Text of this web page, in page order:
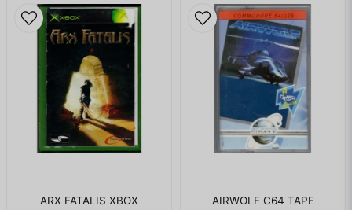
ARX FATALIS XBOX AIRWOLF C64 TAPE